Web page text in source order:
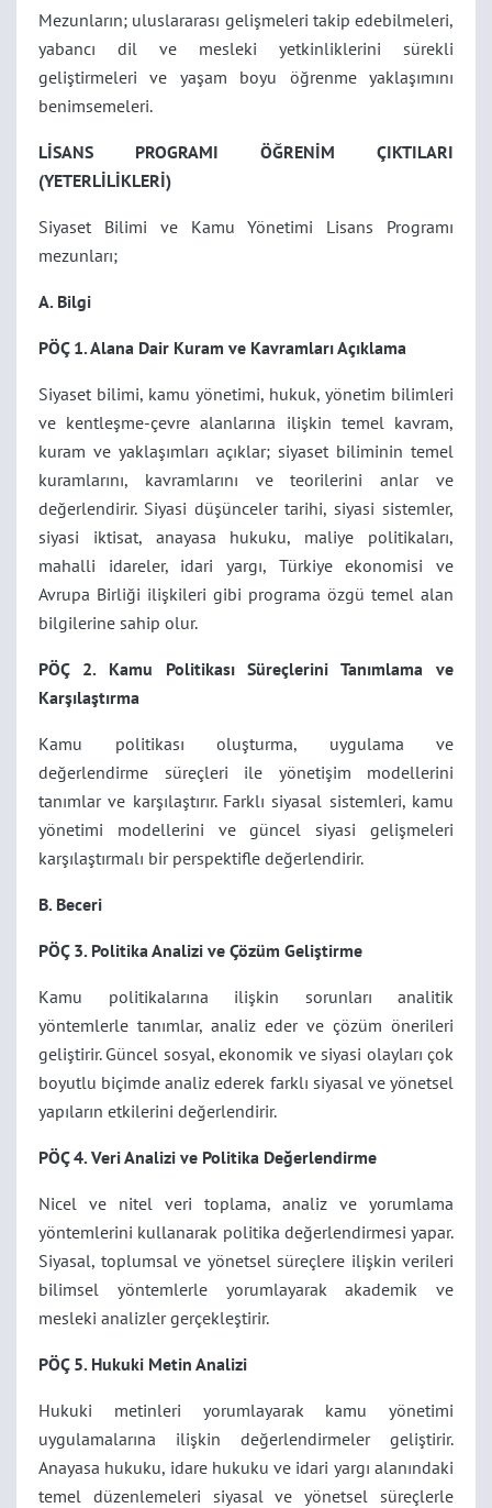
Mezunların; uluslararası gelişmeleri takip edebilmeleri,
yabancı dil ve mesleki yetkinliklerini sürekli
geliştirmeleri ve yaşam boyu öğrenme yaklaşımını
benimsemeleri.
LİSANS PROGRAMI ÖĞRENİM ÇIKTILARI
(YETERLİLİKLERİ)
Siyaset Bilimi ve Kamu Yönetimi Lisans Programı
mezunları;
A. Bilgi
PÖÇ 1. Alana Dair Kuram ve Kavramları Açıklama
Siyaset bilimi, kamu yönetimi, hukuk, yönetim bilimleri
ve kentleşme-çevre alanlarına ilişkin temel kavram,
kuram ve yaklaşımları açıklar; siyaset biliminin temel
kuramlarını, kavramlarını ve teorilerini anlar ve
değerlendirir. Siyasi düşünceler tarihi, siyasi sistemler,
siyasi iktisat, anayasa hukuku, maliye politikaları,
mahalli idareler, idari yargı, Türkiye ekonomisi ve
Avrupa Birliği ilişkileri gibi programa özgü temel alan
bilgilerine sahip olur.
PÖÇ 2. Kamu Politikası Süreçlerini Tanımlama ve
Karşılaştırma
Kamu politikası oluşturma, uygulama ve
değerlendirme süreçleri ile yönetişim modellerini
tanımlar ve karşılaştırır. Farklı siyasal sistemleri, kamu
yönetimi modellerini ve güncel siyasi gelişmeleri
karşılaştırmalı bir perspektifle değerlendirir.
B. Beceri
PÖÇ 3. Politika Analizi ve Çözüm Geliştirme
Kamu politikalarına ilişkin sorunları analitik
yöntemlerle tanımlar, analiz eder ve çözüm önerileri
geliştirir. Güncel sosyal, ekonomik ve siyasi olayları çok
boyutlu biçimde analiz ederek farklı siyasal ve yönetsel
yapıların etkilerini değerlendirir.
PÖÇ 4. Veri Analizi ve Politika Değerlendirme
Nicel ve nitel veri toplama, analiz ve yorumlama
yöntemlerini kullanarak politika değerlendirmesi yapar.
Siyasal, toplumsal ve yönetsel süreçlere ilişkin verileri
bilimsel yöntemlerle yorumlayarak akademik ve
mesleki analizler gerçekleştirir.
PÖÇ 5. Hukuki Metin Analizi
Hukuki metinleri yorumlayarak kamu yönetimi
uygulamalarına ilişkin değerlendirmeler geliştirir.
Anayasa hukuku, idare hukuku ve idari yargı alanındaki
temel düzenlemeleri siyasal ve yönetsel süreçlerle